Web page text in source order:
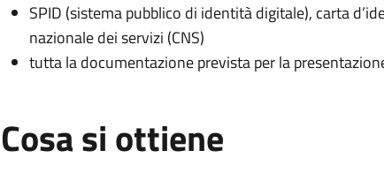
SPID (sistema pubblico di identità digitale), carta
nazionale dei servizi (CNS)
tutta la documentazione prevista per la
Cosa si ottiene